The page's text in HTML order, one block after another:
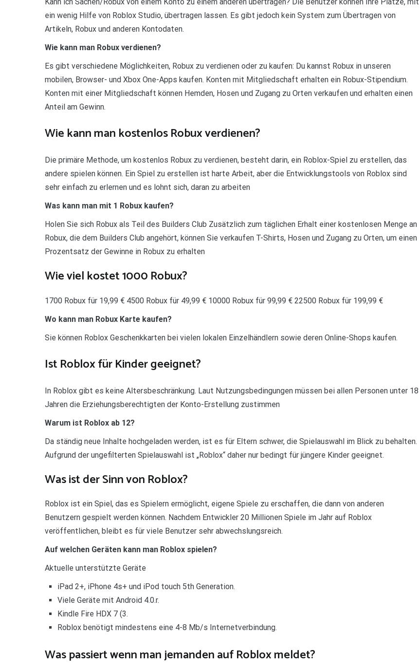
ein wenig Hilfe von Roblox Studio, übertragen lassen. Es gibt jedoch kein System zum Übertragen von
Artikeln, Robux und anderen Kontodaten.
Wie kann man Robux verdienen?
Es gibt verschiedene Möglichkeiten, Robux zu verdienen oder zu kaufen: Du kannst Robux in unseren
mobilen, Browser- und Xbox One-Apps kaufen. Konten mit Mitgliedschaft erhalten ein Robux-Stipendium.
Konten mit einer Mitgliedschaft können Hemden, Hosen und Zugang zu Orten verkaufen und erhalten einen
Anteil am Gewinn.
Wie kann man kostenlos Robux verdienen?
Die primäre Methode, um kostenlos Robux zu verdienen, besteht darin, ein Roblox-Spiel zu erstellen, das
andere spielen können. Ein Spiel zu erstellen ist harte Arbeit, aber die Entwicklungstools von Roblox sind
sehr einfach zu erlernen und es lohnt sich, daran zu arbeiten
Was kann man mit 1 Robux kaufen?
Holen Sie sich Robux als Teil des Builders Club Zusätzlich zum täglichen Erhalt einer kostenlosen Menge an
Robux, die dem Builders Club angehört, können Sie verkaufen T-Shirts, Hosen und Zugang zu Orten, um einen
Prozentsatz der Gewinne in Robux zu erhalten
Wie viel kostet 1000 Robux?
1700 Robux für 19,99 € 4500 Robux für 49,99 € 10000 Robux für 99,99 € 22500 Robux für 199,99 €
Wo kann man Robux Karte kaufen?
Sie können Roblox Geschenkkarten bei vielen lokalen Einzelhändlern sowie deren Online-Shops kaufen.
Ist Roblox für Kinder geeignet?
In Roblox gibt es keine Altersbeschränkung. Laut Nutzungsbedingungen müssen bei allen Personen unter 18
Jahren die Erziehungsberechtigten der Konto-Erstellung zustimmen
Warum ist Roblox ab 12?
Da ständig neue Inhalte hochgeladen werden, ist es für Eltern schwer, die Spielauswahl im Blick zu behalten.
Aufgrund der ungefilterten Spielauswahl ist „Roblox“ daher nur bedingt für jüngere Kinder geeignet.
Was ist der Sinn von Roblox?
Roblox ist ein Spiel, das es Spielern ermöglicht, eigene Spiele zu erschaffen, die dann von anderen
Benutzern gespielt werden können. Nachdem Entwickler 20 Millionen Spiele im Jahr auf Roblox
veröffentlichen, bleibt es für viele Benutzer sehr abwechslungsreich.
Auf welchen Geräten kann man Roblox spielen?
Aktuelle unterstützte Geräte
iPad 2+, iPhone 4s+ und iPod touch 5th Generation.
Viele Geräte mit Android 4.0.r.
Kindle Fire HDX 7 (3.
Roblox benötigt mindestens eine 4-8 Mb/s Internetverbindung.
Was passiert wenn man jemanden auf Roblox meldet?